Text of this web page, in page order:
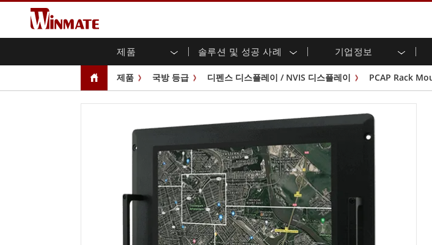
제품 솔루션 및 성공 사례 기업정보
엔터프라이즈 모빌리티
러기드 노트북
러기드 태블릿 컨트롤러
Windows 러기드 태블릿
안드로이드 러기드 태블릿
울트라 러기드 태블릿
엣지 AI 모빌리티
산업용 디스플레이
멀티터치(P-CAP)
오픈 프레임
섀시
전면 IP65
PoE 터치
USB Type-C
스테인리스 시리
즈
실외 디스플레이
G-WIN 시리즈 /
IP67
후면 마운트
ATEX 등급
바 유형 디스플레
OSD 박스
산
산업
산
스
G-
바
차량 탑재형 컴퓨터
Windows 차량 탑재 컴퓨터
임베디드 컴퓨팅
박스 PC / 방수 러기드 PC IP65
헬
의
견고한 로봇 컨트롤러 솔루션 AI 준비 에
농업
교통 식
IIoT 및 엣지 컴퓨팅 창
지능형 로보틱스 시스템 헬
셀프 서비스 키오스크
정부 헤
성공 사례
Winmate에 대하여 투자자 관계 시
보증 다운로드 센터 고
마케팅 포털
파일 공유
새로운 제품 뉴스레터 제
무역 박람회 이벤트
유튜브 채널 VR
제품 국방 등급 디펜스 디스플레이 / NVIS 디스플레이 PCAP Rack